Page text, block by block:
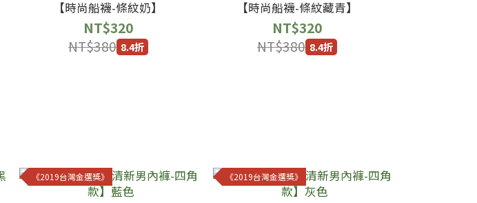
【時尚船襪-條紋奶】
NT$320
NT$380 8.4折
【時尚船襪-條紋藏青】
NT$320
NT$380 8.4折
《2019台灣金選獎》 《2019台灣金選獎》